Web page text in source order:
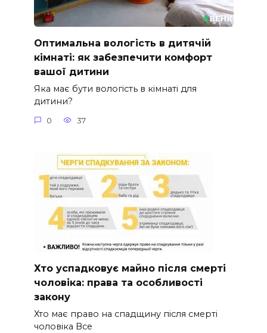
Оптимальна вологість в дитячій
кімнаті: як забезпечити комфорт
вашої дитини
Яка має бути вологість в кімнаті для
дитини?
0 37
Хто успадковує майно після смерті
чоловіка: права та особливості
закону
Хто має право на спадщину після смерті
чоловіка Все